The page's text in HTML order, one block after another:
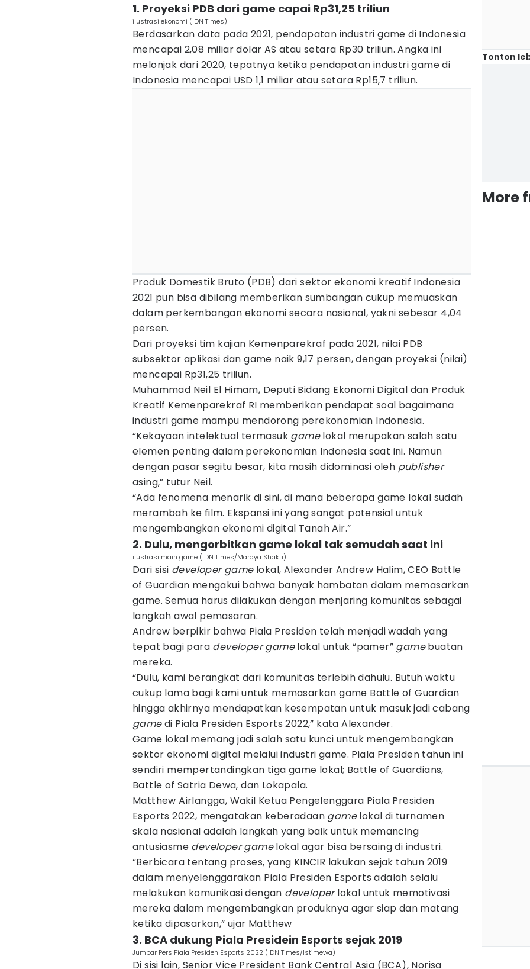
1. Proyeksi PDB dari game capai Rp31,25 triliun
ilustrasi ekonomi (IDN Times)
Berdasarkan data pada 2021, pendapatan industri game di Indonesia
mencapai 2,08 miliar dolar AS atau setara Rp30 triliun. Angka ini
melonjak dari 2020, tepatnya ketika pendapatan industri game di
Indonesia mencapai USD 1,1 miliar atau setara Rp15,7 triliun.
Produk Domestik Bruto (PDB) dari sektor ekonomi kreatif Indonesia
2021 pun bisa dibilang memberikan sumbangan cukup memuaskan
dalam perkembangan ekonomi secara nasional, yakni sebesar 4,04
persen.
Dari proyeksi tim kajian Kemenparekraf pada 2021, nilai PDB
subsektor aplikasi dan game naik 9,17 persen, dengan proyeksi (nilai)
mencapai Rp31,25 triliun.
Muhammad Neil El Himam, Deputi Bidang Ekonomi Digital dan Produk
Kreatif Kemenparekraf RI memberikan pendapat soal bagaimana
industri game mampu mendorong perekonomian Indonesia.
“Kekayaan intelektual termasuk gamelokal merupakan salah satu
elemen penting dalam perekonomian Indonesia saat ini. Namun
dengan pasar segitu besar, kita masih didominasi oleh publisher
asing,” tutur Neil.
“Ada fenomena menarik di sini, di mana beberapa game lokal sudah
merambah ke film. Ekspansi ini yang sangat potensial untuk
mengembangkan ekonomi digital Tanah Air.”
2. Dulu, mengorbitkan game lokal tak semudah saat ini
ilustrasi main game (IDN Times/Mardya Shakti)
Dari sisi developer gamelokal, Alexander Andrew Halim, CEO Battle
of Guardian mengakui bahwa banyak hambatan dalam memasarkan
game. Semua harus dilakukan dengan menjaring komunitas sebagai
langkah awal pemasaran.
Andrew berpikir bahwa Piala Presiden telah menjadi wadah yang
tepat bagi para developer gamelokal untuk “pamer” gamebuatan
mereka.
“Dulu, kami berangkat dari komunitas terlebih dahulu. Butuh waktu
cukup lama bagi kami untuk memasarkan game Battle of Guardian
hingga akhirnya mendapatkan kesempatan untuk masuk jadi cabang
gamedi Piala Presiden Esports 2022,” kata Alexander.
Game lokal memang jadi salah satu kunci untuk mengembangkan
sektor ekonomi digital melalui industri game. Piala Presiden tahun ini
sendiri mempertandingkan tiga game lokal; Battle of Guardians,
Battle of Satria Dewa, dan Lokapala.
Matthew Airlangga, Wakil Ketua Pengelenggara Piala Presiden
Esports 2022, mengatakan keberadaan gamelokal di turnamen
skala nasional adalah langkah yang baik untuk memancing
antusiasme developer gamelokal agar bisa bersaing di industri.
“Berbicara tentang proses, yang KINCIR lakukan sejak tahun 2019
dalam menyelenggarakan Piala Presiden Esports adalah selalu
melakukan komunikasi dengan developerlokal untuk memotivasi
mereka dalam mengembangkan produknya agar siap dan matang
ketika dipasarkan,” ujar Matthew
3. BCA dukung Piala Presidein Esports sejak 2019
Jumpar Pers Piala Presiden Esports 2022 (IDN Times/Istimewa)
Di sisi lain, Senior Vice President Bank Central Asia (BCA), Norisa
Tonton
More